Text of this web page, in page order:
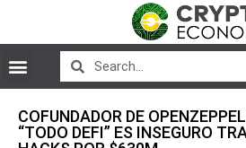
COFUNDADOR DE
“TODO DEFI” ES INSEGURO